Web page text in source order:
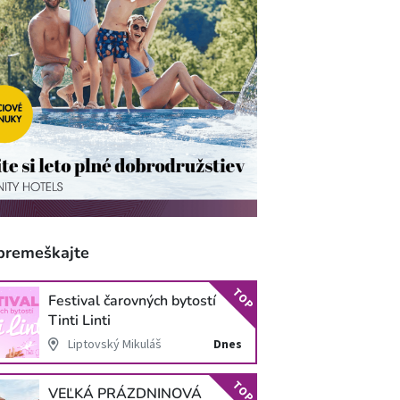
Festival čarovných bytostí
Tinti Linti
Liptovský Mikuláš Dnes
TOP
VEĽKÁ PRÁZDNINOVÁ TOP